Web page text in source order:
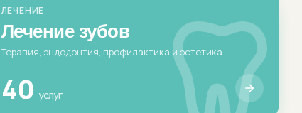
ЛЕЧЕНИЕ
Лечение зубов
Терапия, эндодонтия, профилактика и эстетика
40 услуг